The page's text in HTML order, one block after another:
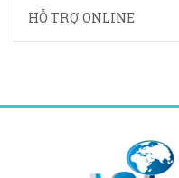
HỖ TRỢ ONLINE